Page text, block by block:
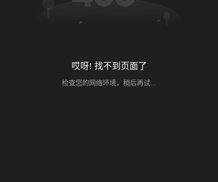
哎呀! 找不到页面了
检查您的网络环境，稍后再试...